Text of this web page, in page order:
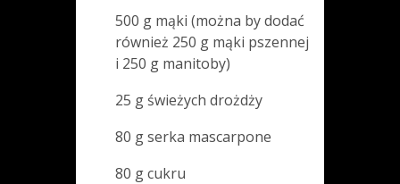
500 g mąki (można by dodać
również 250 g mąki pszennej
i 250 g manitoby)
25 g świeżych drożdży
80 g serka mascarpone
80 g cukru